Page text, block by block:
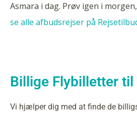
Asmara i dag. Prøv igen i
se alle afbudsrejser på
Billige Flybilletter til
Vi hjælper dig med at finde de